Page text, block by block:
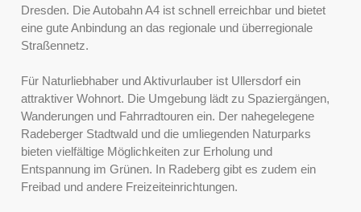
Dresden. Die Autobahn A4 ist schnell erreichbar und bietet
eine gute Anbindung an das regionale und überregionale
Straßennetz.
Für Naturliebhaber und Aktivurlauber ist Ullersdorf ein
attraktiver Wohnort. Die Umgebung lädt zu Spaziergängen,
Wanderungen und Fahrradtouren ein. Der nahegelegene
Radeberger Stadtwald und die umliegenden Naturparks
bieten vielfältige Möglichkeiten zur Erholung und
Entspannung im Grünen. In Radeberg gibt es zudem ein
Freibad und andere Freizeiteinrichtungen.